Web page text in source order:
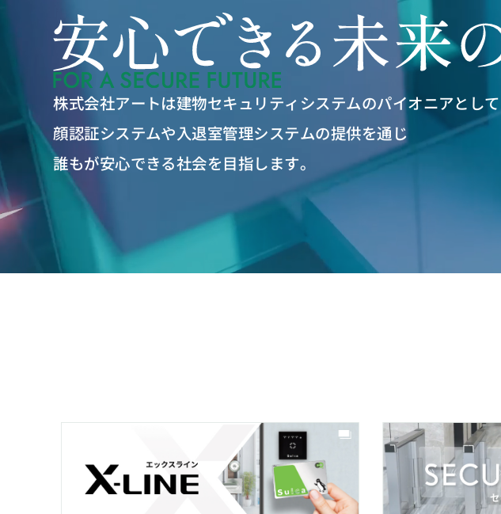
株式会社アートは建物セキュリティシステムのパイオニアとして
顔認証システムや入退室管理システムの提供を通じ
誰もが安心できる社会を目指します。